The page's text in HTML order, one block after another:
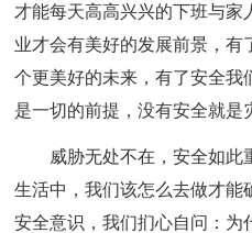
才能每天高高兴兴的下班与家
业才会有美好的发展前景，
个更美好的未来，有了安全我
是一切的前提，没有安全就是
威胁无处不在，安全如此
生活中，我们该怎么去做才能
安全意识，我们扪心自问：为